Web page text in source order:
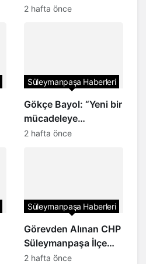
listesi açıklandı
2 hafta önce
Gökçe Bayol: “Yeni bir
mücadeleye
başlıyoruz!”
Süleymanpaşa Haberleri
2 hafta önce
Görevden Alınan CHP
Süleymanpaşa İlçe
örgütünden Mert
Süleymanpaşa Haberleri
2 hafta önce